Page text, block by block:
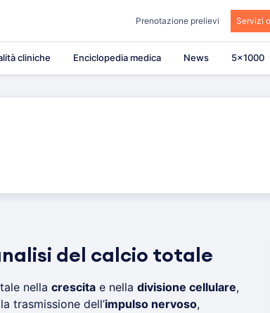
Prenotazione prelievi Servizi
cliniche Enciclopedia medica News 5×1000
del calcio totale
nella crescitae nella divisione cellulare,
trasmissione dell’impulso nervoso,